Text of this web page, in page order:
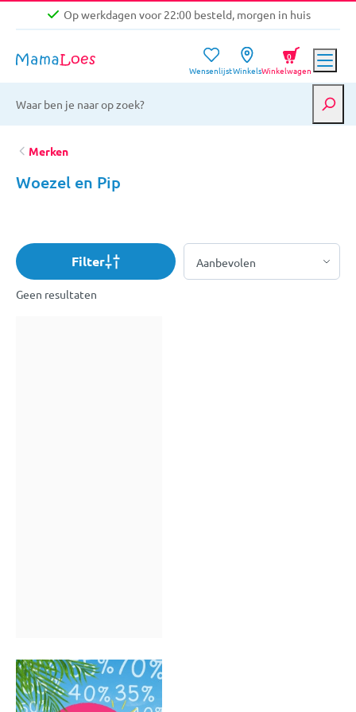
Op werkdagen voor 22:00 besteld, morgen in huis
Gratis verzending vanaf €39,-
Op werkdagen voor 22:00 besteld, morgen in huis
WensenlijstWinkelsWinkelwagen
0
Merken
Woezel en Pip
Filter
Geen resultaten